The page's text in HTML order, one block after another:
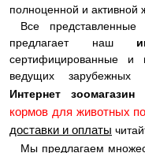
полноценной и активной
Все
предлагает наш
сертифицированные и
ведущих зарубежных
Интернет зоомагазин
кормов для животных
доставки и оплаты
Мы предлагаем